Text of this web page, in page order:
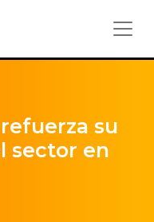
su
sector en